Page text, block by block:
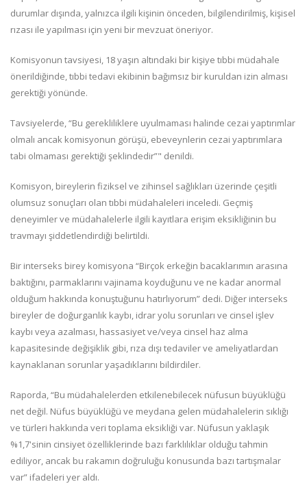
durumlar dışında, yalnızca ilgili kişinin önceden, bilgilendirilmiş, kişisel
rızası ile yapılması için yeni bir mevzuat öneriyor.
Komisyonun tavsiyesi, 18 yaşın altındaki bir kişiye tıbbi müdahale
önerildiğinde, tıbbi tedavi ekibinin bağımsız bir kuruldan izin alması
gerektiği yönünde.
Tavsiyelerde, “Bu gerekliliklere uyulmaması halinde cezai yaptırımlar
olmalı ancak komisyonun görüşü, ebeveynlerin cezai yaptırımlara
tabi olmaması gerektiği şeklindedir”" denildi.
Komisyon, bireylerin fiziksel ve zihinsel sağlıkları üzerinde çeşitli
olumsuz sonuçları olan tıbbi müdahaleleri inceledi. Geçmiş
deneyimler ve müdahalelerle ilgili kayıtlara erişim eksikliğinin bu
travmayı şiddetlendirdiği belirtildi.
Bir interseks birey komisyona “Birçok erkeğin bacaklarımın arasına
baktığını, parmaklarını vajinama koyduğunu ve ne kadar anormal
olduğum hakkında konuştuğunu hatırlıyorum” dedi. Diğer interseks
bireyler de doğurganlık kaybı, idrar yolu sorunları ve cinsel işlev
kaybı veya azalması, hassasiyet ve/veya cinsel haz alma
kapasitesinde değişiklik gibi, rıza dışı tedaviler ve ameliyatlardan
kaynaklanan sorunlar yaşadıklarını bildirdiler.
Raporda, “Bu müdahalelerden etkilenebilecek nüfusun büyüklüğü
net değil. Nüfus büyüklüğü ve meydana gelen müdahalelerin sıklığı
ve türleri hakkında veri toplama eksikliği var. Nüfusun yaklaşık
%1,7'sinin cinsiyet özelliklerinde bazı farklılıklar olduğu tahmin
ediliyor, ancak bu rakamın doğruluğu konusunda bazı tartışmalar
var” ifadeleri yer aldı.